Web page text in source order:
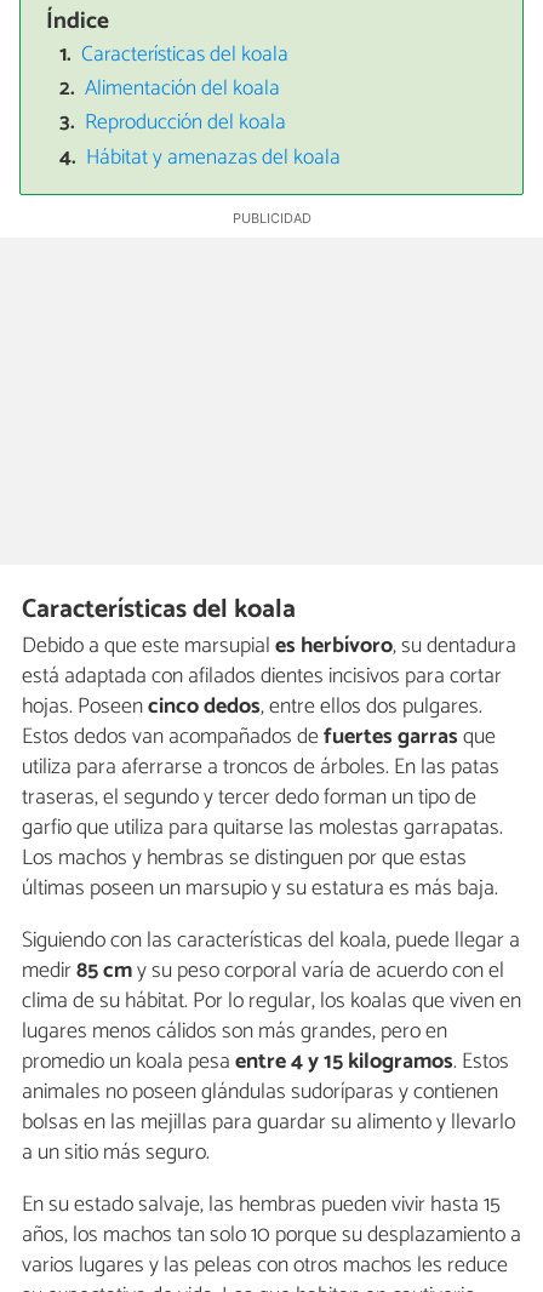
Índice
Características del koala
Alimentación del koala
Reproducción del koala
Hábitat y amenazas del koala
Características del koala
Debido a que este marsupiales herbívoro, su dentadura
está adaptada con afilados dientes incisivos para cortar
hojas. Poseencinco dedos, entre ellos dos pulgares.
Estos dedos van acompañados defuertes garrasque
utiliza para aferrarse a troncos de árboles. En las patas
traseras, el segundo y tercer dedo forman un tipo de
garfio que utiliza para quitarse las molestas garrapatas.
Los machos y hembras se distinguen por que estas
últimas poseen un marsupio y su estatura es más baja.
Siguiendo con las características del koala, puede llegar a
medir85 cmy su peso corporal varía de acuerdo con el
clima de su hábitat. Por lo regular, los koalas que viven en
lugares menos cálidos son más grandes, pero en
promedio un koala pesaentre 4 y 15 kilogramos. Estos
animales no poseen glándulas sudoríparas y contienen
bolsas en las mejillas para guardar su alimento y llevarlo
a un sitio más seguro.
En su estado salvaje, las hembras pueden vivir hasta 15
años, los machos tan solo 10 porque su desplazamiento a
varios lugares y las peleas con otros machos les reduce